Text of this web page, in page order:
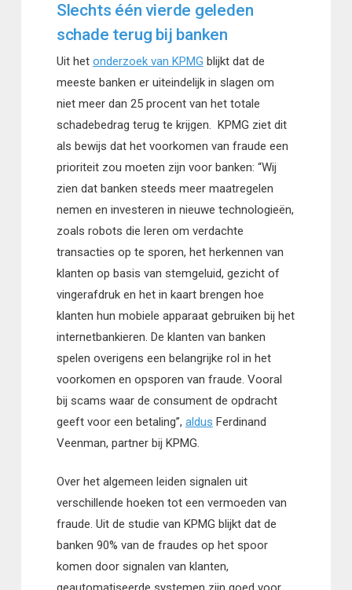
Slechts één vierde geleden
schade terug bij banken
Uit het onderzoek van KPMG blijkt dat de
meeste banken er uiteindelijk in slagen om
niet meer dan 25 procent van het totale
schadebedrag terug te krijgen. KPMG ziet dit
als bewijs dat het voorkomen van fraude een
prioriteit zou moeten zijn voor banken: “Wij
zien dat banken steeds meer maatregelen
nemen en investeren in nieuwe technologieën,
zoals robots die leren om verdachte
transacties op te sporen, het herkennen van
klanten op basis van stemgeluid, gezicht of
vingerafdruk en het in kaart brengen hoe
klanten hun mobiele apparaat gebruiken bij het
internetbankieren. De klanten van banken
spelen overigens een belangrijke rol in het
voorkomen en opsporen van fraude. Vooral
bij scams waar de consument de opdracht
geeft voor een betaling”, aldus Ferdinand
Veenman, partner bij KPMG.
Over het algemeen leiden signalen uit
verschillende hoeken tot een vermoeden van
fraude. Uit de studie van KPMG blijkt dat de
banken 90% van de fraudes op het spoor
komen door signalen van klanten,